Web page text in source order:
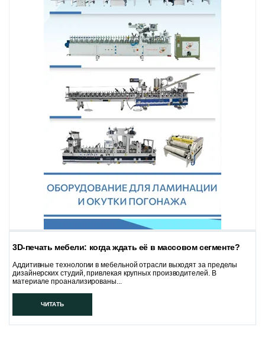
3D-печать мебели: когда ждать её в массовом сегменте?
Аддитивные технологии в мебельной отрасли выходят за пределы
дизайнерских студий, привлекая крупных производителей. В
материале проанализированы...
ЧИТАТЬ